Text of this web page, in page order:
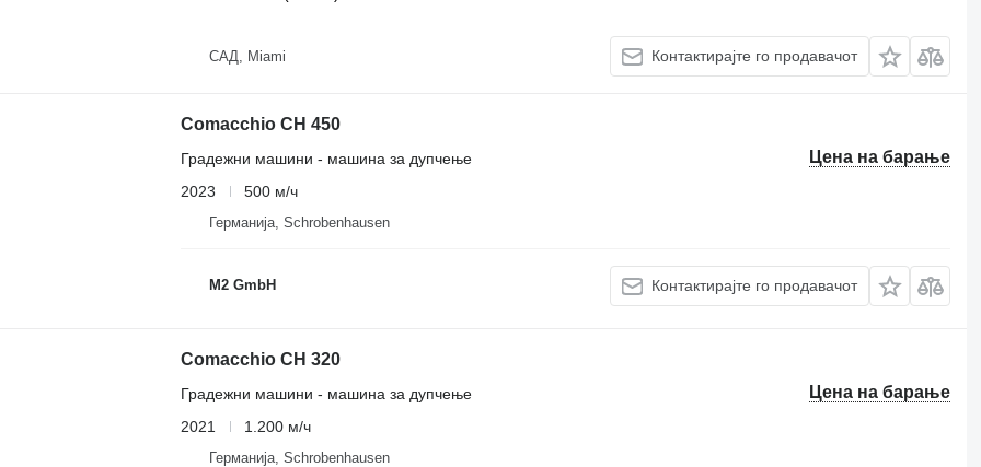
САД, Miami Контактирајте го продавачот
Comacchio CH 450
Цена на барање
Градежни машини - машина за дупчење
2023
500 м/ч
Германија, Schrobenhausen
M2 GmbH Контактирајте го продавачот
Comacchio CH 320
Цена на барање
Градежни машини - машина за дупчење
2021
1.200 м/ч
Германија, Schrobenhausen